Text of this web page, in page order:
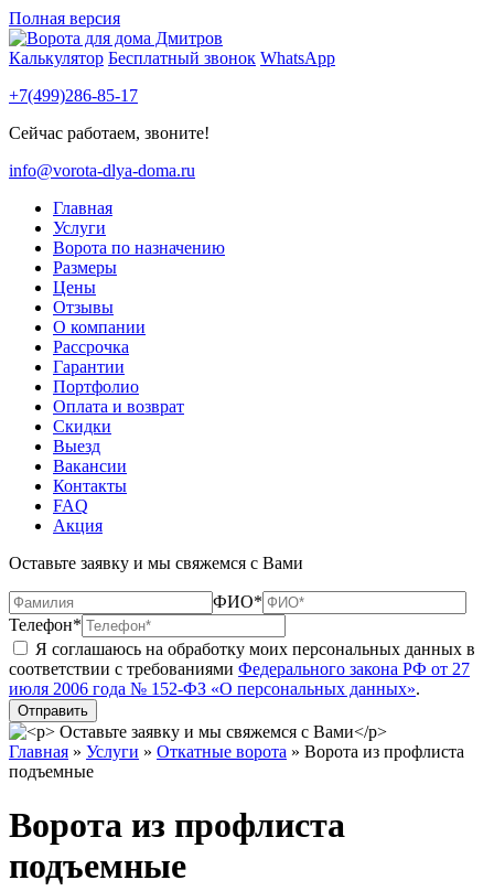
Полная версия
Калькулятор Бесплатный звонок WhatsApp
+7(499)286-85-17
Сейчас работаем, звоните!
info@vorota-dlya-doma.ru
Главная
Услуги
Ворота по назначению
Размеры
Цены
Отзывы
О компании
Рассрочка
Гарантии
Портфолио
Оплата и возврат
Скидки
Выезд
Вакансии
Контакты
FAQ
Акция
Оставьте заявку и мы свяжемся с Вами
ФИО*
Телефон*
Я соглашаюсь на обработку моих персональных данных в
соответствии с требованиями Федерального закона РФ от 27
июля 2006 года № 152-ФЗ «О персональных данных».
Главная » Услуги » Откатные ворота » Ворота из профлиста
подъемные
Ворота из профлиста
подъемные